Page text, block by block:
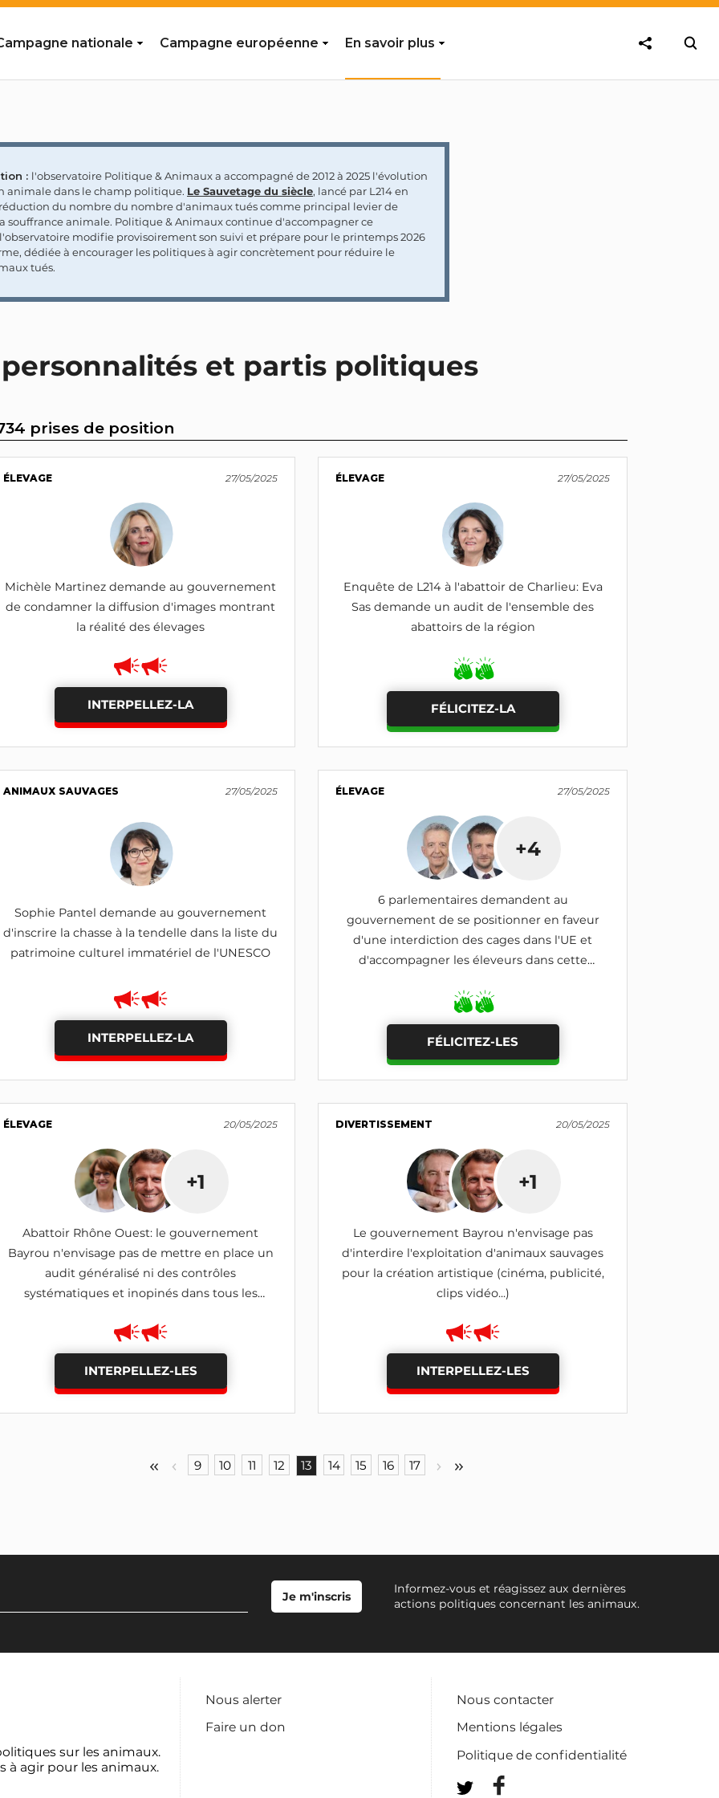
nationale Campagne européenne En savoir plus
: l'observatoire Politique & Animaux a accompagné de 2012 à 2025 l'évolution
animale dans le champ politique. Le Sauvetage du siècle, lancé par L214 en
réduction du nombre du nombre d'animaux tués comme principal levier de
souffrance animale. Politique & Animaux continue d'accompagner ce
modifie provisoirement son suivi et prépare pour le printemps 2026
dédiée à encourager les politiques à agir concrètement pour réduire le
tués.
et partis politiques
prises de position
ÉLEVAGE 27/05/2025
Michèle Martinez demande au gouvernement
de condamner la diffusion d'images montrant
la réalité des élevages
INTERPELLEZ-LA
ÉLEVAGE 27/05/2025
Enquête de L214 à l'abattoir de Charlieu: Eva
Sas demande un audit de l'ensemble des
abattoirs de la région
FÉLICITEZ-LA
ANIMAUX SAUVAGES 27/05/2025
Sophie Pantel demande au gouvernement
d'inscrire la chasse à la tendelle dans la liste du
patrimoine culturel immatériel de l'UNESCO
INTERPELLEZ-LA
ÉLEVAGE 27/05/2025
+4
6 parlementaires demandent au
gouvernement de se positionner en faveur
d'une interdiction des cages dans l'UE et
d'accompagner les éleveurs dans cette
FÉLICITEZ-LES
ÉLEVAGE 20/05/2025
+1
Abattoir Rhône Ouest: le gouvernement
Bayrou n'envisage pas de mettre en place un
audit généralisé ni des contrôles
systématiques et inopinés dans tous les
INTERPELLEZ-LES
DIVERTISSEMENT 20/05/2025
+1
Le gouvernement Bayrou n'envisage pas
d'interdire l'exploitation d'animaux sauvages
pour la création artistique (cinéma, publicité,
clips vidéo...)
INTERPELLEZ-LES
9 10 11 12 13 14 15 16 17
Informez-vous et réagissez aux dernières
actions politiques concernant les animaux.
sur les animaux.
à agir pour les animaux.
Nous alerter
Faire un don
Nous contacter
Mentions légales
Politique de confidentialité